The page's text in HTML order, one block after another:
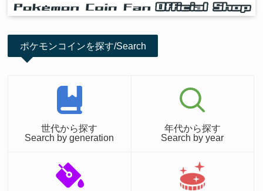
ポケモンコインを探す/Search
世代から探す
Search by generation
年代から探す
Search by year